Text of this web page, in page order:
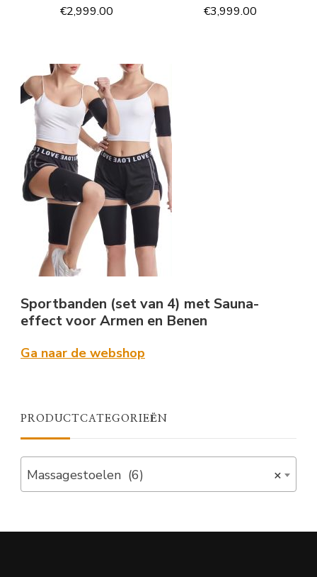
€2,999.00
€3,999.00
Sportbanden (set van 4) met Sauna-
effect voor Armen en Benen
Ga naar de webshop
PRODUCTCATEGORIEËN
×
Massagestoelen (6)